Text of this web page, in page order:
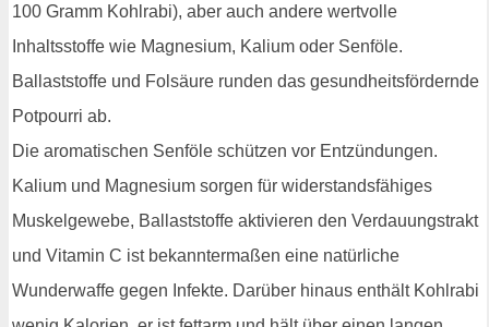
100 Gramm Kohlrabi), aber auch andere wertvolle
Inhaltsstoffe wie Magnesium, Kalium oder Senföle.
Ballaststoffe und Folsäure runden das gesundheitsfördernde
Potpourri ab.
Die aromatischen Senföle schützen vor Entzündungen.
Kalium und Magnesium sorgen für widerstandsfähiges
Muskelgewebe, Ballaststoffe aktivieren den Verdauungstrakt
und Vitamin C ist bekanntermaßen eine natürliche
Wunderwaffe gegen Infekte. Darüber hinaus enthält Kohlrabi